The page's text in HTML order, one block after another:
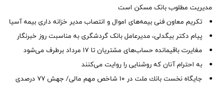
مدیریت مطلوب بانک مسکن است
تکریم معاون فنی بیمه‌های اموال و انتصاب مدیر خزانه داری بیمه آسیا
پیام دکتر بیگدلی، مدیرعامل بانک گردشگری به مناسبت روز خبرنگار
مغایرت‌ باقیمانده حساب‌های مشتریان تا ۱۷ مرداد برطرف می‌شود
به احترام آنان که روشنایی را روایت می‌کنند
جایگاه نخست بانك ملت در 10 شاخص مهم مالی/ جهش 77 درصدی